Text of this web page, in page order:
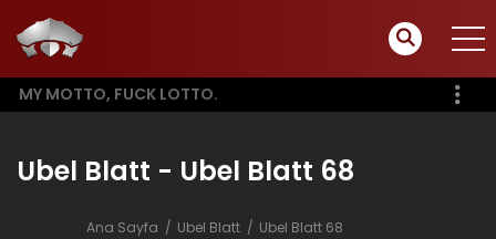
MY MOTTO, FUCK LOTTO.
Ubel Blatt - Ubel Blatt 68
Ana Sayfa Ubel Blatt Ubel Blatt 68